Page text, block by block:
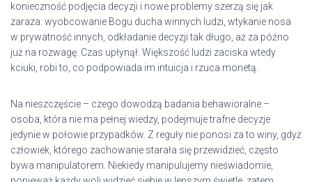
konieczność podjęcia decyzji i nowe problemy szerzą się jak
zaraza: wyobcowanie Bogu ducha winnych ludzi, wtykanie nosa
w prywatność innych, odkładanie decyzji tak długo, aż za późno
już na rozwagę. Czas upłynął. Większość ludzi zaciska wtedy
kciuki, robi to, co podpowiada im intuicja i rzuca monetą.
Na nieszczęście – czego dowodzą badania behawioralne –
osoba, która nie ma pełnej wiedzy, podejmuje trafne decyzje
jedynie w połowie przypadków. Z reguły nie ponosi za to winy, gdyż
człowiek, którego zachowanie starała się przewidzieć, często
bywa manipulatorem. Niekiedy manipulujemy nieświadomie,